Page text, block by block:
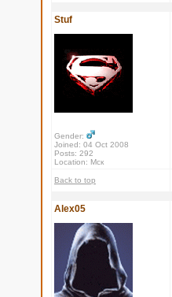
Stuf
Gender:
Joined: 04 Oct 2008
Posts: 292
Location: Мск
Back to top
Alex05